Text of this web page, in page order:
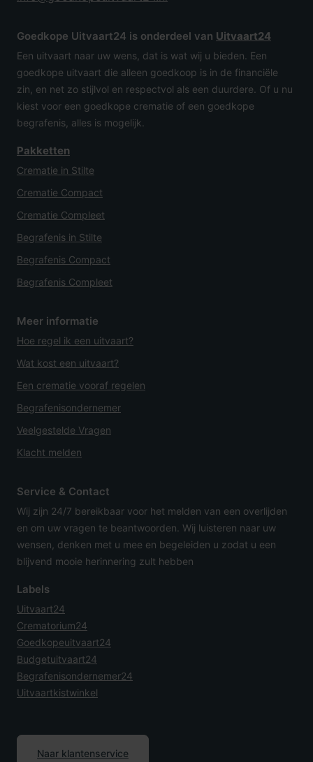
Goedkope Uitvaart24 is onderdeel van Uitvaart24
Een uitvaart naar uw wens, dat is wat wij u bieden. Een
goedkope uitvaart die alleen goedkoop is in de financiële
zin, en net zo stijlvol en respectvol als een duurdere. Of u nu
kiest voor een goedkope crematie of een goedkope
begrafenis, alles is mogelijk.
Pakketten
Crematie in Stilte
Crematie Compact
Crematie Compleet
Begrafenis in Stilte
Begrafenis Compact
Begrafenis Compleet
Meer informatie
Hoe regel ik een uitvaart?
Wat kost een uitvaart?
Een crematie vooraf regelen
Begrafenisondernemer
Veelgestelde Vragen
Klacht melden
Service & Contact
Wij zijn 24/7 bereikbaar voor het melden van een overlijden
en om uw vragen te beantwoorden. Wij luisteren naar uw
wensen, denken met u mee en begeleiden u zodat u een
blijvend mooie herinnering zult hebben
Labels
Uitvaart24
Crematorium24
Goedkopeuitvaart24
Budgetuitvaart24
Begrafenisondernemer24
Uitvaartkistwinkel
Naar klantenservice